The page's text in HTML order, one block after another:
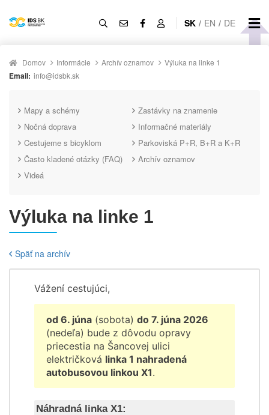
SK / EN / DE
Domov Informácie Archív oznamov Výluka na linke 1
Email: info@idsbk.sk
Mapy a schémy
Zastávky na znamenie
Nočná doprava
Informačné materiály
Cestujeme s bicyklom
Parkoviská P+R, B+R a K+R
Často kladené otázky (FAQ)
Archív oznamov
Videá
Výluka na linke 1
Späť na archív
Vážení cestujúci,
od 6. júna (sobota) do 7. júna 2026
(nedeľa) bude z dôvodu opravy
priecestia na Šancovej ulici
električková linka 1 nahradená
autobusovou linkou X1.
Náhradná linka X1: